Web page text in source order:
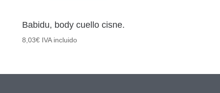
Babidu, body cuello cisne.
8,03€ IVA incluido